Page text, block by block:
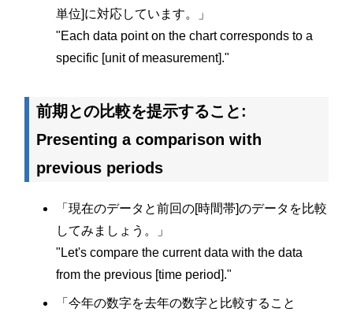
単位]に対応しています。」
"Each data point on the chart corresponds to a
specific [unit of measurement]."
前期との比較を提示すること:
Presenting a comparison with
previous periods
「現在のデータと前回の[時間帯]のデータを比較
してみましょう。」
"Let's compare the current data with the data
from the previous [time period]."
「今年の数字を去年の数字と比較すること